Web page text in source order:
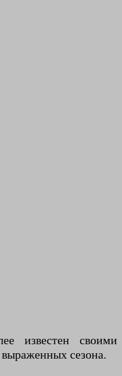
известен своими
сезона.